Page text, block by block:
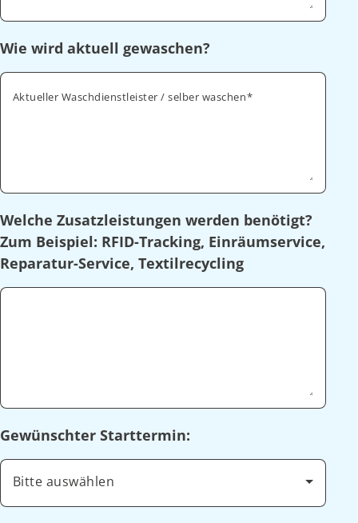
Wie wird aktuell gewaschen?
Aktueller Waschdienstleister / selber waschen
Welche Zusatzleistungen werden benötigt?
Zum Beispiel: RFID-Tracking, Einräumservice,
Reparatur-Service, Textilrecycling
Gewünschter Starttermin:
Bitte auswählen